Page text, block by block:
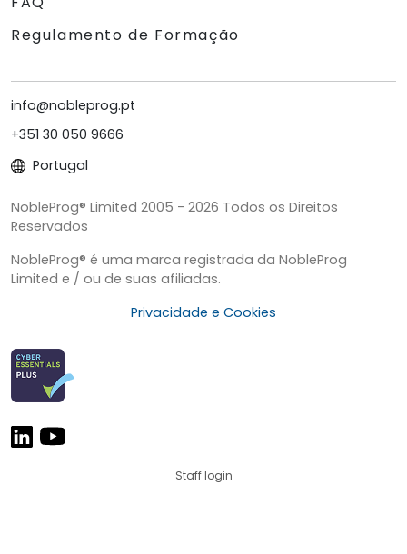
Regulamento de Formação
info@nobleprog.pt
+351 30 050 9666
Portugal
NobleProg® Limited 2005 - 2026 Todos os Direitos
Reservados
NobleProg® é uma marca registrada da NobleProg
Limited e / ou de suas afiliadas.
Privacidade e Cookies
Staff login